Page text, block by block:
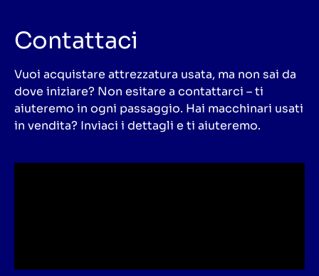
Contattaci
Vuoi acquistare attrezzatura usata, ma non sai da
dove iniziare? Non esitare a contattarci – ti
aiuteremo in ogni passaggio. Hai macchinari usati
in vendita? Inviaci i dettagli e ti aiuteremo.